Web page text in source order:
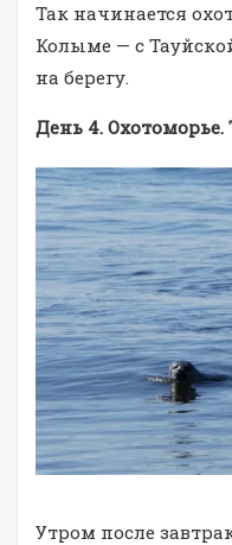
Так начинается
Колыме — с
на берегу.
День 4. Охотоморье.
Утром после